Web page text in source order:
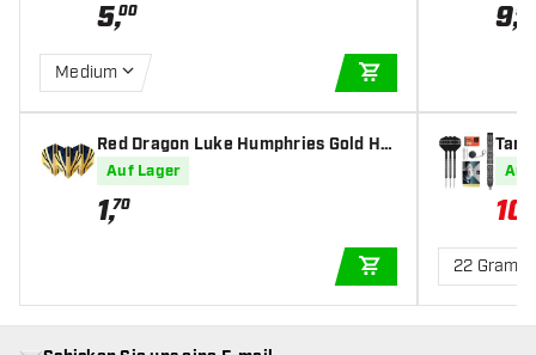
5,00
Medium
Red Dragon Luke Humphries Gold Ha
rdcore Premium Standard - Dart Flig
hts
Auf Lager
1,70
IN DEN
9,95
Auf
22 Gramm